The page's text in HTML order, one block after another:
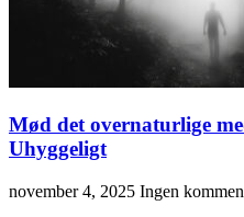
Mød det overnaturlige
Uhyggeligt
november 4, 2025 Ingen